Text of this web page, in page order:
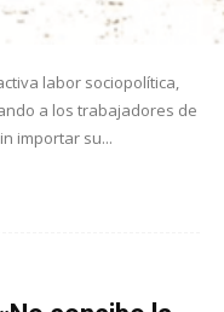
labor sociopolítica,
a los trabajadores de
importar su...